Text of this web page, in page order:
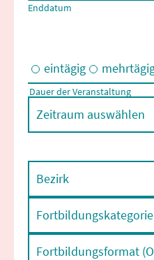
Enddatum
Eintägige und/oder
eintägig
Dauer der Veranstaltung
Zeitraum auswählen
Bezirk
Fortbildungskategorie
Fortbildungsformat